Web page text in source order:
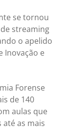
se tornou
streaming
o apelido
Inovação e
Forense
de 140
aulas que
as mais